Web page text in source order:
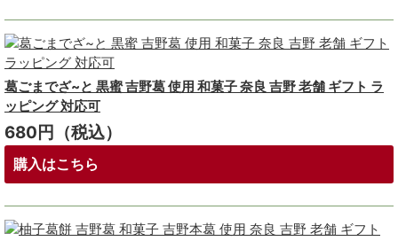
葛ごまでざ~と 黒蜜 吉野葛 使用 和菓子 奈良 吉野 老舗 ギフト ラ
ッピング 対応可
680円（税込）
購入はこちら